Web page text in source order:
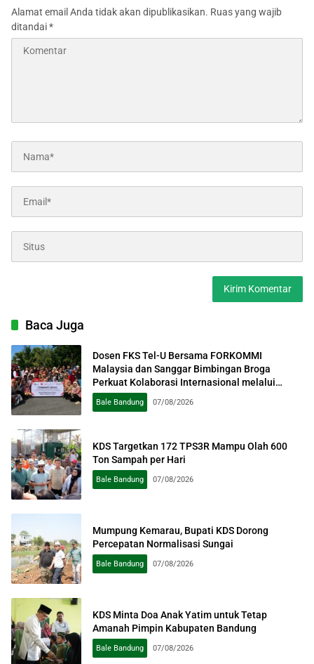
Alamat email Anda tidak akan dipublikasikan. Ruas yang wajib
ditandai*
Baca Juga
Dosen FKS Tel-U Bersama FORKOMMI
Malaysia dan Sanggar Bimbingan Broga
Perkuat Kolaborasi Internasional melalui
Pengabdian kepada Masyarakat
Bale Bandung 07/08/2026
KDS Targetkan 172 TPS3R Mampu Olah 600
Ton Sampah per Hari
Bale Bandung 07/08/2026
Mumpung Kemarau, Bupati KDS Dorong
Percepatan Normalisasi Sungai
Bale Bandung 07/08/2026
KDS Minta Doa Anak Yatim untuk Tetap
Amanah Pimpin Kabupaten Bandung
Bale Bandung 07/08/2026